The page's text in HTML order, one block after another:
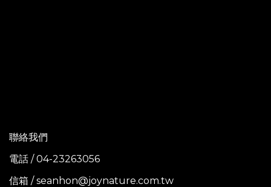
聯絡我們
電話 / 04-23263056
信箱 / seanhon@joynature.com.tw